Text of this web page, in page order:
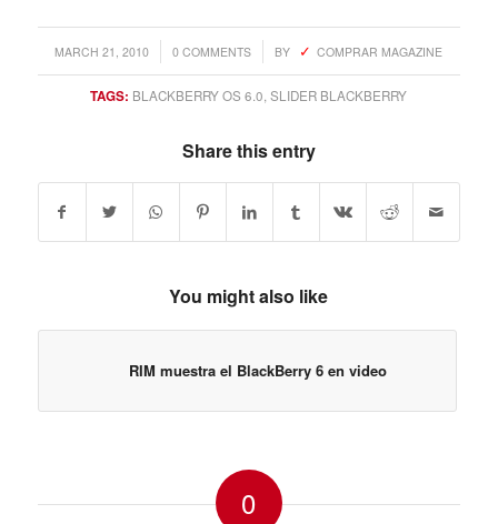
MARCH 21, 2010
/ 0 COMMENTS
/ BY COMPRAR MAGAZINE
TAGS: BLACKBERRY OS 6.0 ,SLIDER BLACKBERRY
Share this entry
You might also like
RIM muestra el BlackBerry 6 en video
0